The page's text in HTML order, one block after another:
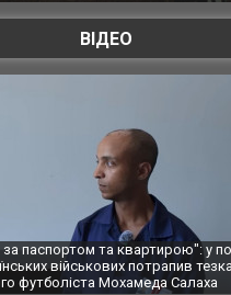
ВІДЕО
Одесу накрила потужна злива
ураганним вітром